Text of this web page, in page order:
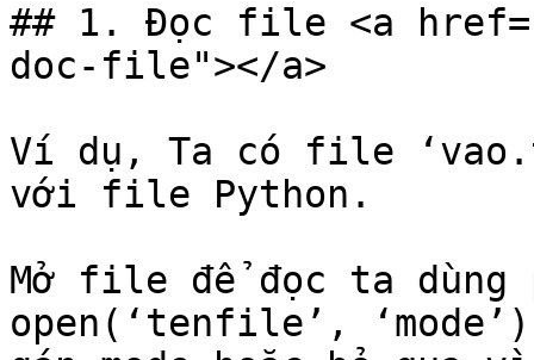
## 1. Đọc file <a
doc-file"></a>
Ví dụ, Ta có file
với file Python.
Mở file để đọc ta dùng
open(‘tenfile’,